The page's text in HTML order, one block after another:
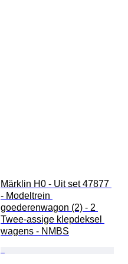
Märklin H0 - Uit set 47877
- Modeltrein
goederenwagon (2) - 2
Twee-assige klepdeksel
wagens - NMBS